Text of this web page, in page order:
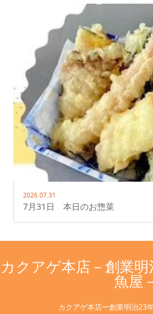
2026.07.31
7月31日 本日のお惣菜
カクアゲ本店－創業
魚屋
カクアゲ本店ー創業明治23